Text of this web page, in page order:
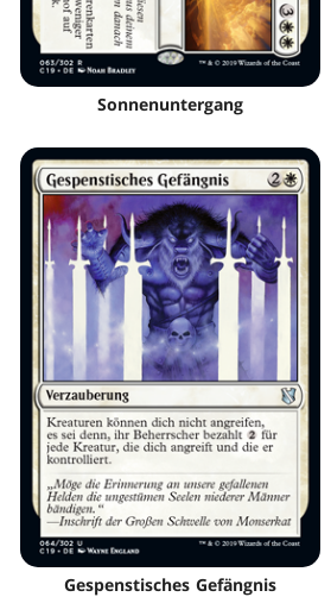
Sonnenuntergang
Gespenstisches Gefängnis